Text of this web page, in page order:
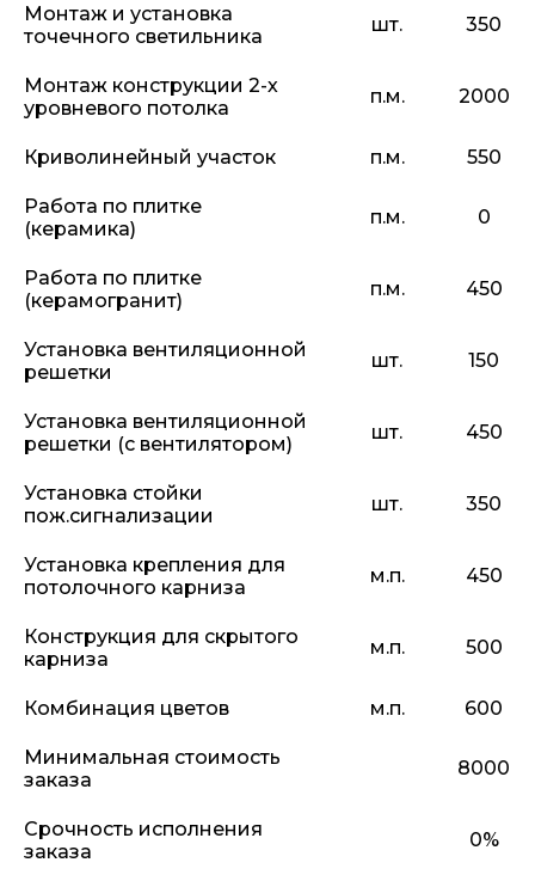
Монтаж и установка
точечного светильника
шт. 350
Монтаж конструкции 2-х
уровневого потолка
п.м. 2000
Криволинейный участок п.м. 550
Работа по плитке
(керамика)
п.м. 0
Работа по плитке
(керамогранит)
п.м. 450
Установка вентиляционной
решетки
шт. 150
Установка вентиляционной
решетки (с вентилятором)
шт. 450
Установка стойки
пож.сигнализации
шт. 350
Установка крепления для
потолочного карниза
м.п. 450
Конструкция для скрытого
карниза
м.п. 500
Комбинация цветов м.п. 600
Минимальная стоимость
заказа
8000
Срочность исполнения
заказа
0%